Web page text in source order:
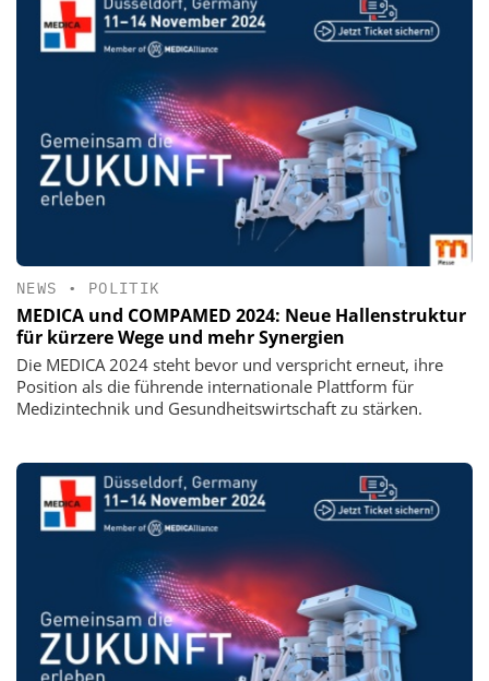
NEWS • POLITIK
MEDICA und COMPAMED 2024: Neue Hallenstruktur
für kürzere Wege und mehr Synergien
Die MEDICA 2024 steht bevor und verspricht erneut, ihre
Position als die führende internationale Plattform für
Medizintechnik und Gesundheitswirtschaft zu stärken.